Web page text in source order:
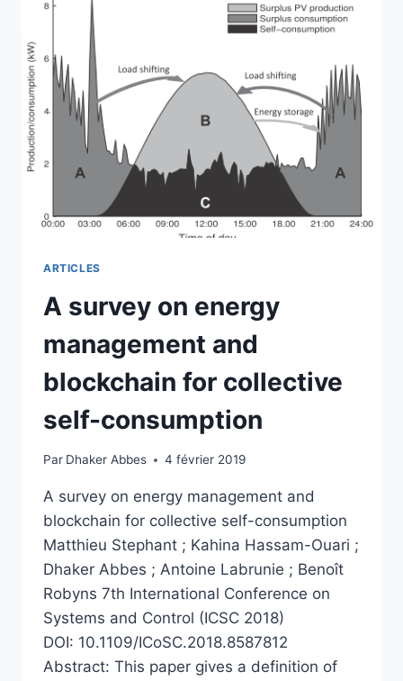
POWER
SYSTEM
WITH
BATTERY/SUPERCAPACITOR
HYBRID
ENERGY
STORAGE
ARTICLES
A survey on energy
management and
blockchain for collective
self-consumption
Par Dhaker Abbes 4 février 2019
A survey on energy management and
blockchain for collective self-consumption
Matthieu Stephant ; Kahina Hassam-Ouari ;
Dhaker Abbes ; Antoine Labrunie ; Benoît
Robyns 7th International Conference on
Systems and Control (ICSC 2018)
DOI: 10.1109/ICoSC.2018.8587812
Abstract: This paper gives a definition of